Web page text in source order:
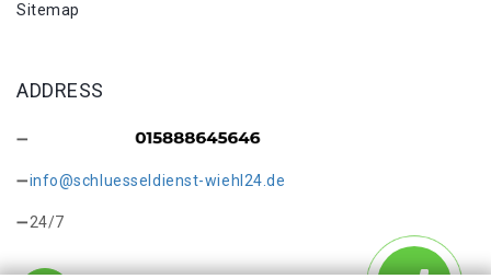
Sitemap
ADDRESS
info@schluesseldienst-wiehl24.de
24/7